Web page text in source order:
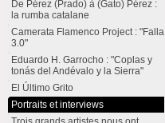
De Pérez (Prado) à (Gato) Pérez :
la rumba catalane
Camerata Flamenco Project : "Falla
3.0"
Eduardo H. Garrocho : "Coplas y
tonás del Andévalo y la Sierra"
El Último Grito
Portraits et interviews